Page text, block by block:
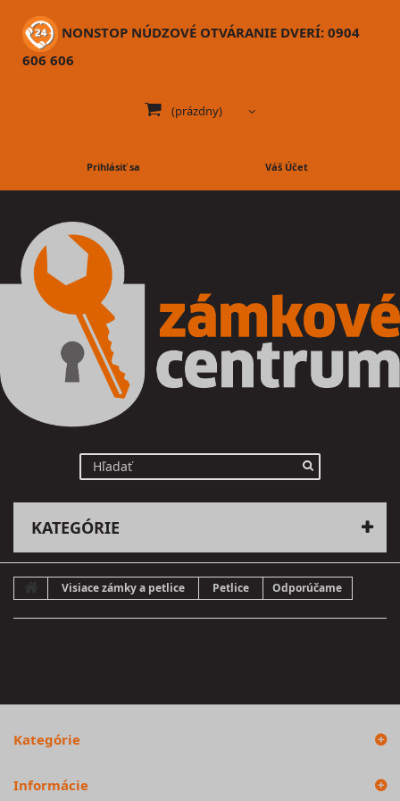
NONSTOP NÚDZOVÉ OTVÁRANIE DVERÍ: 0904
606 606
(prázdny)
Prihlásiť sa Váš Účet
KATEGÓRIE
Visiace zámky a petlice Petlice Odporúčame
Kategórie
Informácie